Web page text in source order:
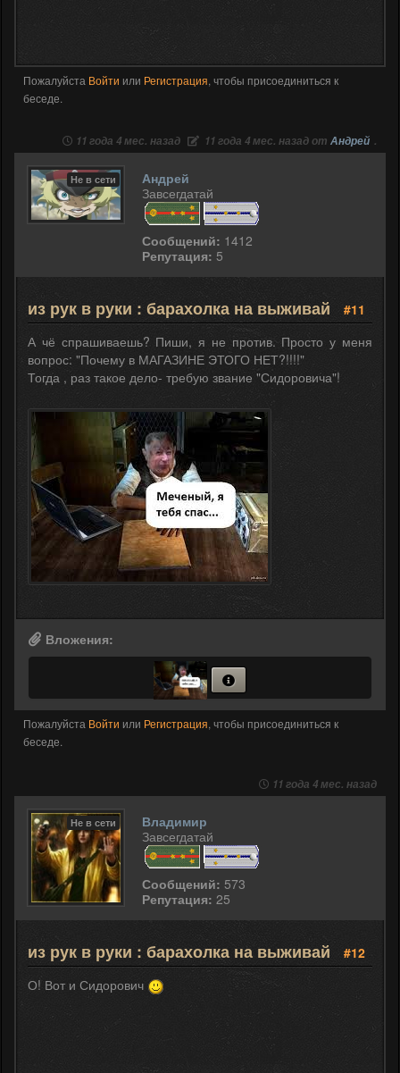
Пожалуйста Войти или Регистрация, чтобы присоединиться к
беседе.
11 года 4 мес. назад 11 года 4 мес. назад от Андрей .
Не в сети
Андрей
Завсегдатай
Сообщений: 1412
Репутация: 5
из рук в руки : барахолка на выживай
#11
А чё спрашиваешь? Пиши, я не против. Просто у меня
вопрос: "Почему в МАГАЗИНЕ ЭТОГО НЕТ?!!!!"
Тогда , раз такое дело- требую звание "Сидоровича"!
Вложения:
Пожалуйста Войти или Регистрация, чтобы присоединиться к
беседе.
11 года 4 мес. назад
Не в сети
Владимир
Завсегдатай
Сообщений: 573
Репутация: 25
из рук в руки : барахолка на выживай
#12
О! Вот и Сидорович